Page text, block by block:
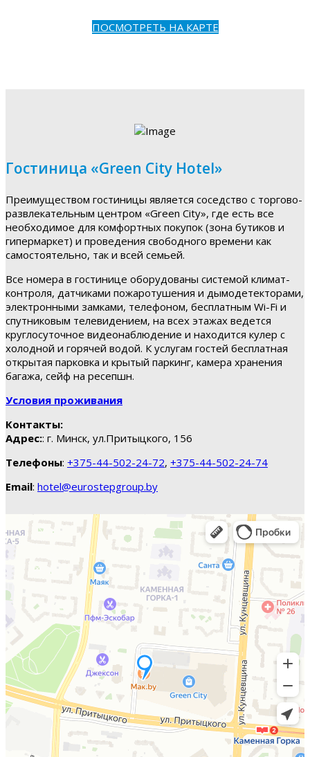
ПОСМОТРЕТЬ НА КАРТЕ
Гостиница «Green City Hotel»
Преимуществом гостиницы является соседство с торгово-
развлекательным центром «Green City», где есть все
необходимое для комфортных покупок (зона бутиков и
гипермаркет) и проведения свободного времени как
самостоятельно, так и всей семьей.
Все номера в гостинице оборудованы системой климат-
контроля, датчиками пожаротушения и дымодетекторами,
электронными замками, телефоном, бесплатным Wi-Fi и
спутниковым телевидением, на всех этажах ведется
круглосуточное видеонаблюдение и находится кулер с
холодной и горячей водой. К услугам гостей бесплатная
открытая парковка и крытый паркинг, камера хранения
багажа, сейф на ресепшн.
Условия проживания
Контакты:
Адрес:: г. Минск, ул.Притыцкого, 156
Телефоны: +375-44-502-24-72, +375-44-502-24-74
Email: hotel@eurostepgroup.by